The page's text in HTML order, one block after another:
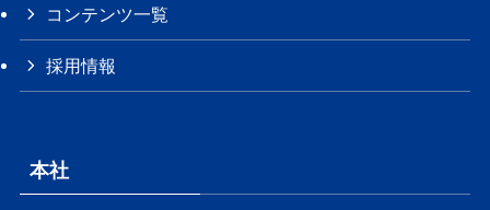
コンテンツ一覧
採用情報
本社